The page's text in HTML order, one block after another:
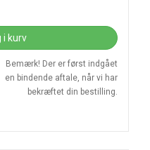
i kurv
Bemærk! Der er først indgået
en bindende aftale, når vi har
bekræftet din bestilling.